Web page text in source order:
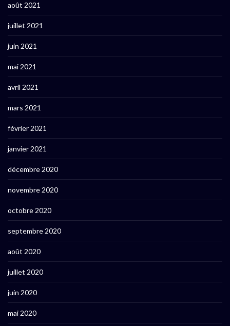
août 2021
juillet 2021
juin 2021
mai 2021
avril 2021
mars 2021
février 2021
janvier 2021
décembre 2020
novembre 2020
octobre 2020
septembre 2020
août 2020
juillet 2020
juin 2020
mai 2020